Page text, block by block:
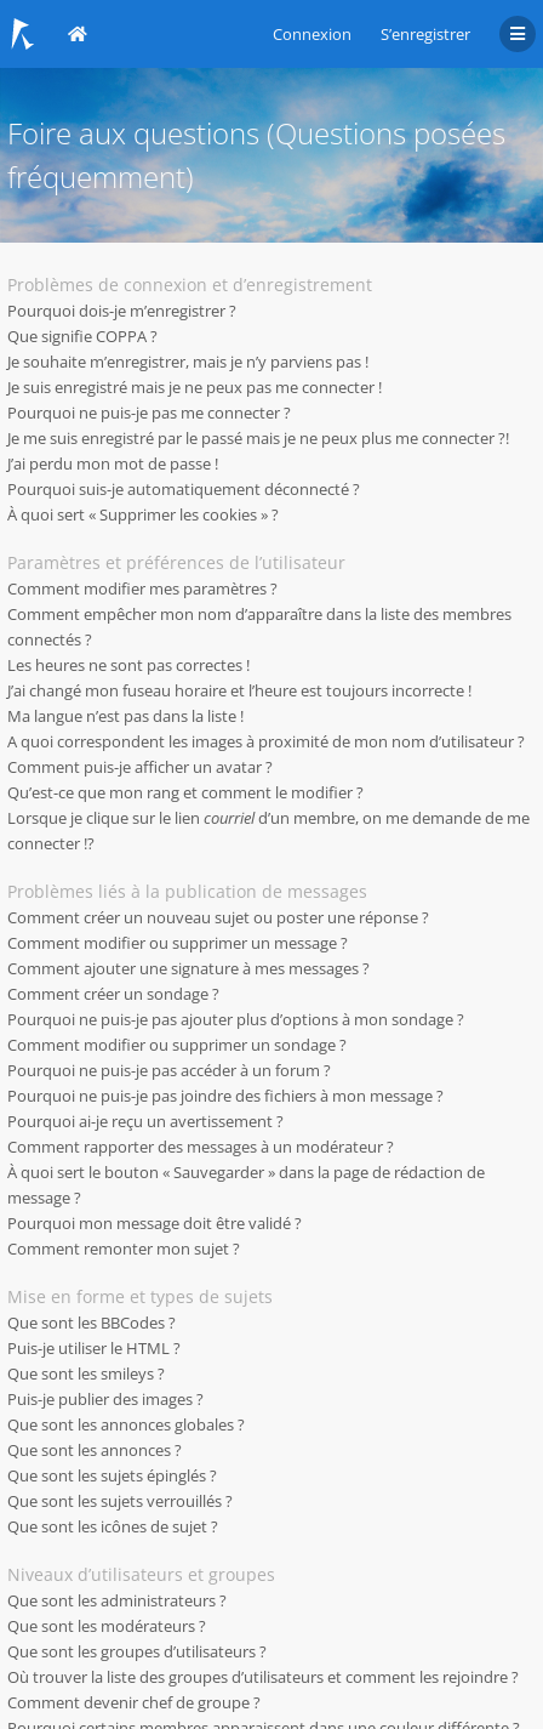
Connexion S’enregistrer
Foire aux questions (Questions posées
fréquemment)
Problèmes de connexion et d’enregistrement
Pourquoi dois-je m’enregistrer ?
Que signifie COPPA ?
Je souhaite m’enregistrer, mais je n’y parviens pas !
Je suis enregistré mais je ne peux pas me connecter !
Pourquoi ne puis-je pas me connecter ?
Je me suis enregistré par le passé mais je ne peux plus me connecter ?!
J’ai perdu mon mot de passe !
Pourquoi suis-je automatiquement déconnecté ?
À quoi sert « Supprimer les cookies » ?
Paramètres et préférences de l’utilisateur
Comment modifier mes paramètres ?
Comment empêcher mon nom d’apparaître dans la liste des membres
connectés ?
Les heures ne sont pas correctes !
J’ai changé mon fuseau horaire et l’heure est toujours incorrecte !
Ma langue n’est pas dans la liste !
A quoi correspondent les images à proximité de mon nom d’utilisateur ?
Comment puis-je afficher un avatar ?
Qu’est-ce que mon rang et comment le modifier ?
Lorsque je clique sur le lien courrield’un membre, on me demande de me
connecter !?
Problèmes liés à la publication de messages
Comment créer un nouveau sujet ou poster une réponse ?
Comment modifier ou supprimer un message ?
Comment ajouter une signature à mes messages ?
Comment créer un sondage ?
Pourquoi ne puis-je pas ajouter plus d’options à mon sondage ?
Comment modifier ou supprimer un sondage ?
Pourquoi ne puis-je pas accéder à un forum ?
Pourquoi ne puis-je pas joindre des fichiers à mon message ?
Pourquoi ai-je reçu un avertissement ?
Comment rapporter des messages à un modérateur ?
À quoi sert le bouton « Sauvegarder » dans la page de rédaction de
message ?
Pourquoi mon message doit être validé ?
Comment remonter mon sujet ?
Mise en forme et types de sujets
Que sont les BBCodes ?
Puis-je utiliser le HTML ?
Que sont les smileys ?
Puis-je publier des images ?
Que sont les annonces globales ?
Que sont les annonces ?
Que sont les sujets épinglés ?
Que sont les sujets verrouillés ?
Que sont les icônes de sujet ?
Niveaux d’utilisateurs et groupes
Que sont les administrateurs ?
Que sont les modérateurs ?
Que sont les groupes d’utilisateurs ?
Où trouver la liste des groupes d’utilisateurs et comment les rejoindre ?
Comment devenir chef de groupe ?